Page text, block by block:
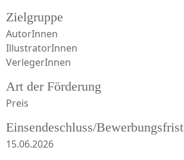
Zielgruppe
AutorInnen
IllustratorInnen
VerlegerInnen
Art der Förderung
Preis
Einsendeschluss/Bewerbungsfrist
15.06.2026